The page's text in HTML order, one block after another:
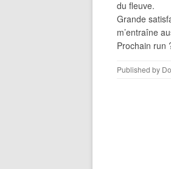
du fleuve.
Grande
m’entraîne
Prochain run
Published by